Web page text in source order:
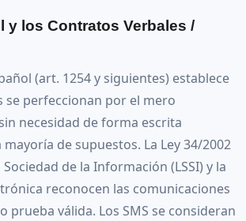
y los Contratos Verbales /
(art. 1254 y siguientes) establece
se perfeccionan por el mero
necesidad de forma escrita
de supuestos. La Ley 34/2002
de la Información (LSSI) y la
reconocen las comunicaciones
prueba válida. Los SMS se consideran